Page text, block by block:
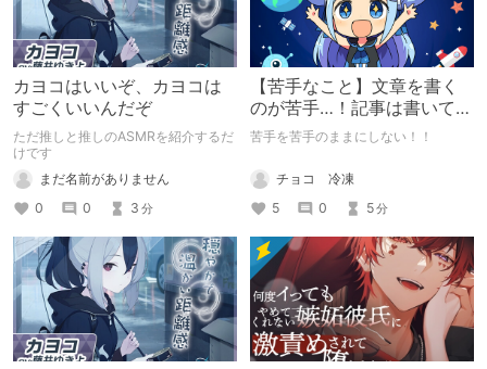
カヨコはいいぞ、カヨコは
すごくいいんだぞ
ただ推しと推しのASMRを紹介するだ
けです
まだ名前がありません
0
0 3 分
【苦手なこと】文章を書く
のが苦手…！記事は書いてい
るケド
苦手を苦手のままにしない！！
チョコ 冷凍
5
0 5分